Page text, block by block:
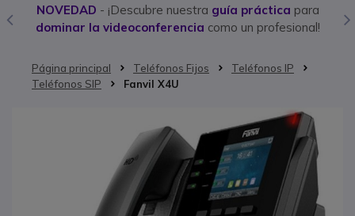
NOVEDAD - ¡Descubre nuestra guía práctica para
dominar la videoconferencia como un profesional!
Página principal Teléfonos Fijos
Teléfonos IP
Teléfonos SIP
Fanvil X4U